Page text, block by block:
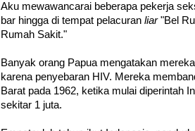
Aku mewawancarai beberapa pekerja
bar hingga di tempat pelacuran liar"Bel
Rumah Sakit."
Banyak orang Papua mengatakan
karena penyebaran HIV. Mereka
Barat pada 1962, ketika mulai diperintah
sekitar 1 juta.